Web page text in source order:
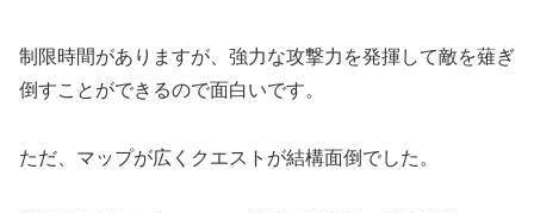
制限時間がありますが、強力な攻撃力を発揮して敵を薙ぎ
倒すことができるので面白いです。
ただ、マップが広くクエストが結構面倒でした。